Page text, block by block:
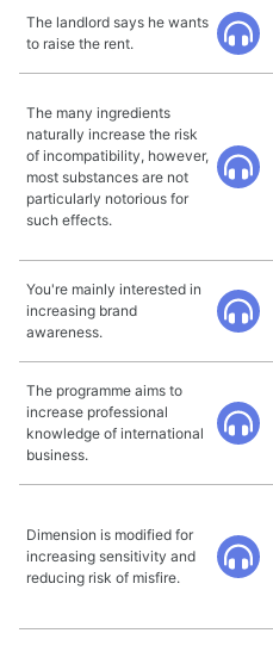
The landlord says he wants
to raise the rent.
The many ingredients
naturally increase the risk
of incompatibility, however,
most substances are not
particularly notorious for
such effects.
You're mainly interested in
increasing brand
awareness.
The programme aims to
increase professional
knowledge of international
business.
Dimension is modified for
increasing sensitivity and
reducing risk of misfire.